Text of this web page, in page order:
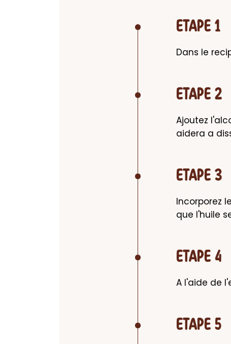
ETAPE 1
Dans le
ETAPE 2
Ajoutez
aidera a
ETAPE 3
Incorporez
que l'huile
ETAPE 4
A l'aide de
ETAPE 5